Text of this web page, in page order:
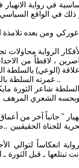
ذلك في الواقع
ومن بعده تلامذة
لأفكار الرواية
، لاقطاً من
غمرته السلطة بالتناسي لأنه كان شاعر الحب والنساء في زمن المد الثوري البروليتاري لذلك اعتقلت الشرطة أشعاره حتى انتحر ..
شاعر الثورة
" جانباً آخر
للجناة الحقيقيين
انعكاساً
تبتلعها ـ قبل الثورة